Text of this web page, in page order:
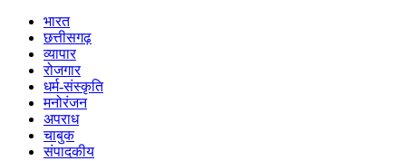
भारत
छत्तीसगढ़
व्यापार
रोजगार
धर्म-संस्कृति
मनोरंजन
अपराध
चाबुक
संपादकीय